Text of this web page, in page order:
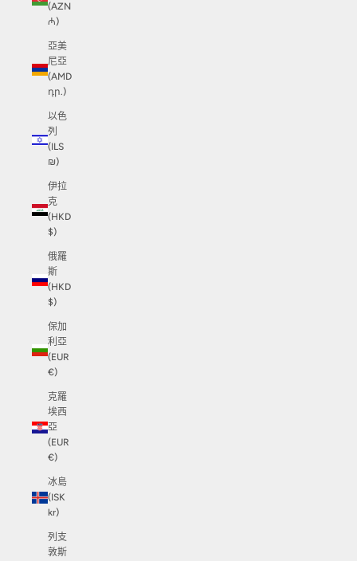
(AZN
₼)
亞美
尼亞
(AMD
դր.)
以色
列
(ILS
₪)
伊拉
克
(HKD
$)
俄羅
斯
(HKD
$)
保加
利亞
(EUR
€)
克羅
埃西
亞
(EUR
€)
冰島
(ISK
kr)
列支
敦斯